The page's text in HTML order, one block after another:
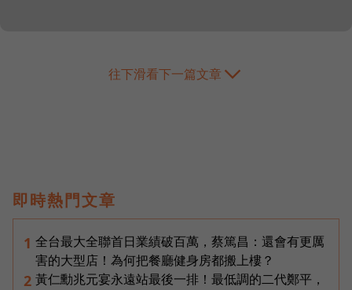
往下滑看下一篇文章
即時熱門文章
1 全台最大全聯首日業績破百萬，蔡篤昌：還會有更厲
害的大型店！為何把餐廳健身房都搬上樓？
2 黃仁勳兆元宴永遠站最後一排！最低調的二代鄭平，